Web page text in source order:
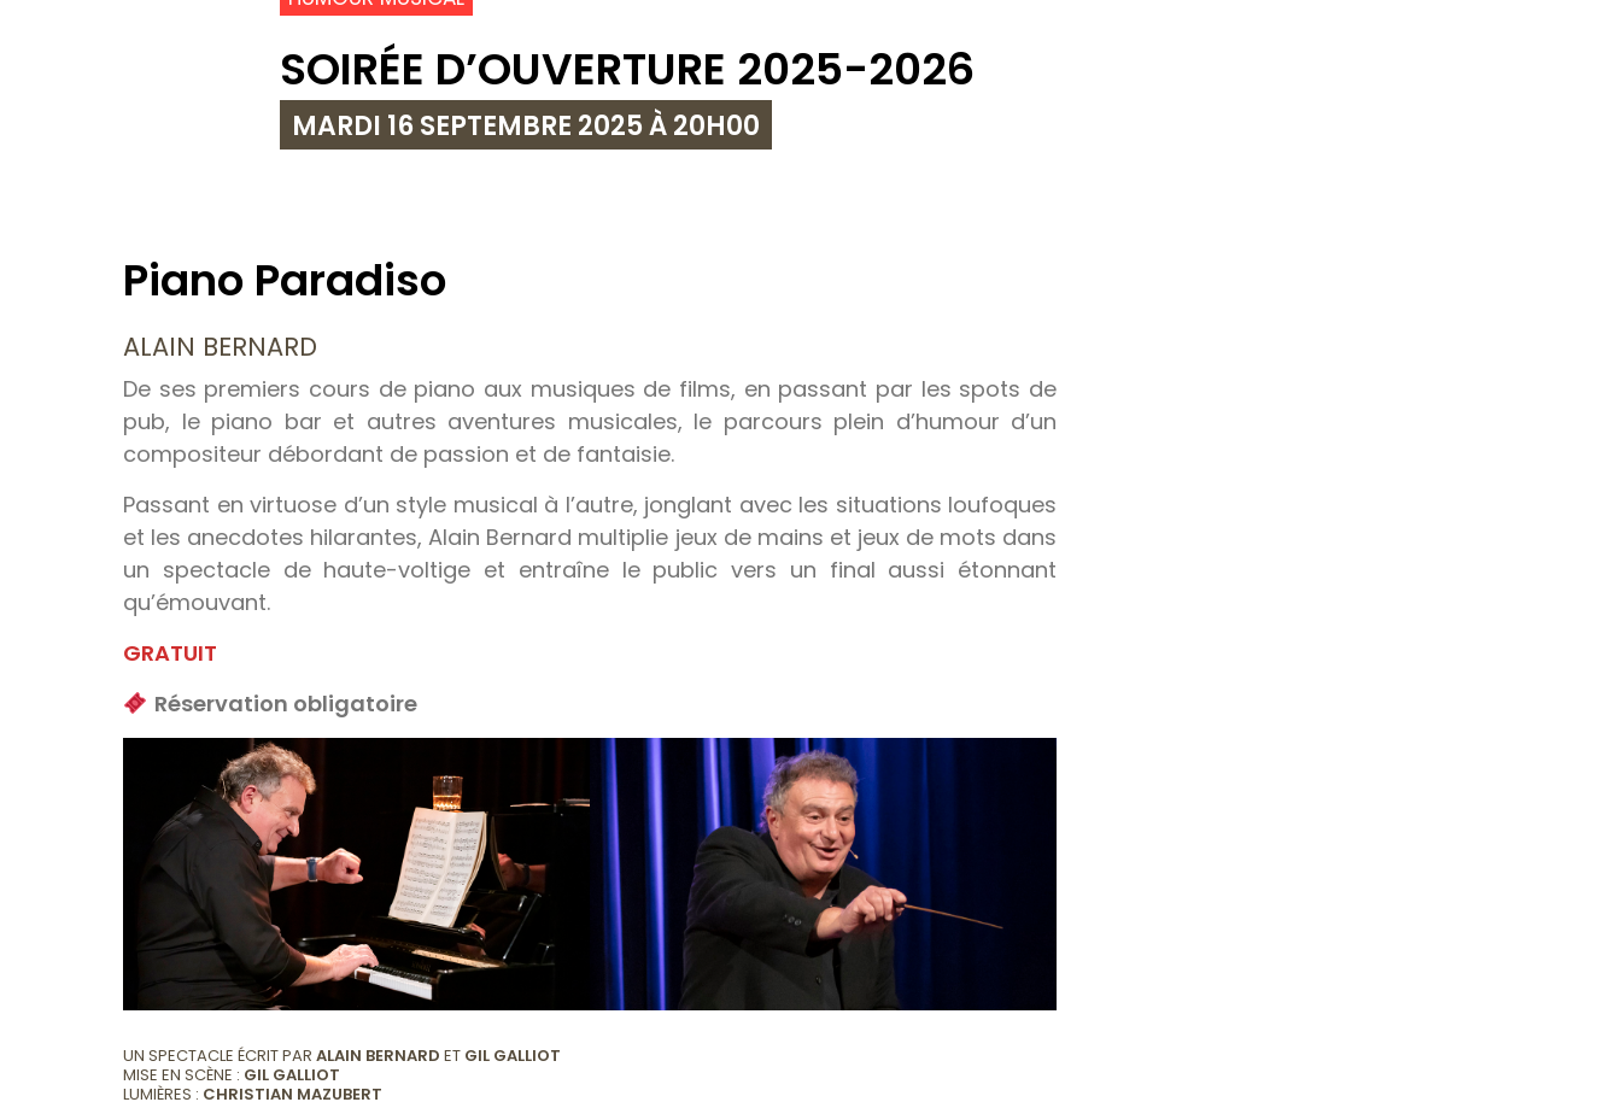
SOIRÉE D’OUVERTURE 2025-2026
MARDI 16 SEPTEMBRE 2025 À 20H00
Piano Paradiso
ALAIN BERNARD
De ses premiers cours de piano aux musiques de films, en passant par les spots de
pub, le piano bar et autres aventures musicales, le parcours plein d’humour d’un
compositeur débordant de passion et de fantaisie.
Passant en virtuose d’un style musical à l’autre, jonglant avec les situations loufoques
et les anecdotes hilarantes, Alain Bernard multiplie jeux de mains et jeux de mots dans
un spectacle de haute-voltige et entraîne le public vers un final aussi étonnant
qu’émouvant.
GRATUIT
Réservation obligatoire
UN SPECTACLE ÉCRIT PAR ALAIN BERNARD ET GIL GALLIOT
MISE EN SCÈNE : GIL GALLIOT
LUMIÈRES : CHRISTIAN MAZUBERT